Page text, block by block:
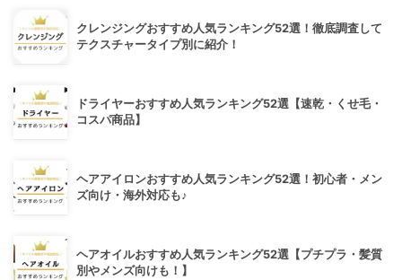
クレンジングおすすめ人気ランキング52選！徹底調査して
テクスチャータイプ別に紹介！
ドライヤーおすすめ人気ランキング52選【速乾・くせ毛・
コスパ商品】
ヘアアイロンおすすめ人気ランキング52選！初心者・メン
ズ向け・海外対応も♪
ヘアオイルおすすめ人気ランキング52選【プチプラ・髪質
別やメンズ向けも！】